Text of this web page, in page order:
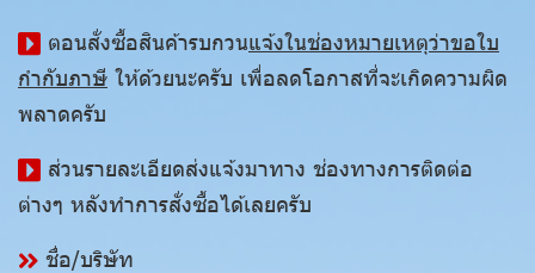
ตอนสั่งซื้อสินค้ารบกวนแจ้งในช่องหมายเหตุว่าขอใบ
กำกับภาษี ให้ด้วยนะครับ เพื่อลดโอกาสที่จะเกิดความผิด
พลาดครับ
ส่วนรายละเอียดส่งแจ้งมาทาง ช่องทางการติดต่อ
ต่างๆ หลังทำการสั่งซื้อได้เลยครับ
ชื่อ/บริษัท